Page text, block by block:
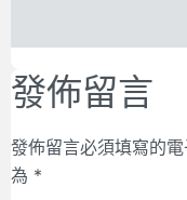
發佈留言
發佈留言必須填寫的
為 *